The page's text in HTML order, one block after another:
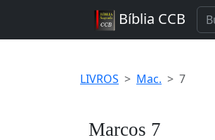
Bíblia CCB
LIVROS Mac. 7
Marcos 7